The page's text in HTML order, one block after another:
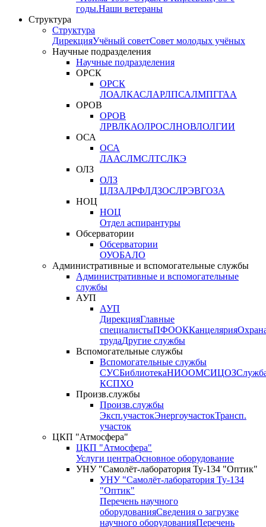
годы.Наши ветераны
Структура
Структура
ДирекцияУчёный советСовет молодых учёных
Научные подразделения
Научные подразделения
ОРСК
ОРСК
ЛОАЛКАСЛАРЛПСАЛМПГГАА
ОРОВ
ОРОВ
ЛРВЛКАОЛРОСЛНОВЛОЛГИИ
ОСА
ОСА
ЛААСЛМСЛТСЛКЭ
ОЛЗ
ОЛЗ
ЦЛЗАЛРФЛДЗОСЛРЭВГОЗА
НОЦ
НОЦ
Отдел аспирантуры
Обсерватории
Обсерватории
ОУОБАЛО
Административные и вспомогательные службы
Административные и вспомогательные
службы
АУП
АУП
ДирекцияГлавные
специалистыПФООККанцелярия
трудаДругие службы
Вспомогательные службы
Вспомогательные службы
СУСБиблиотекаНИООМСИЦОЗ
КСПХО
Произв.службы
Произв.службы
Эксп.участокЭнергоучастокТрансп.
участок
ЦКП "Атмосфера"
ЦКП "Атмосфера"
Услуги центраОсновное оборудование
УНУ "Самолёт-лаборатория Ту-134 "Оптик"
УНУ "Самолёт-лаборатория Ту-134
"Оптик"
Перечень научного
оборудованияСведения о загрузке
научного оборудованияПеречень